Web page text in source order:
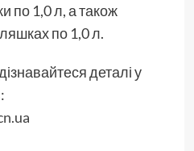
по 1,0 л, а також
по 1,0 л.
деталі у